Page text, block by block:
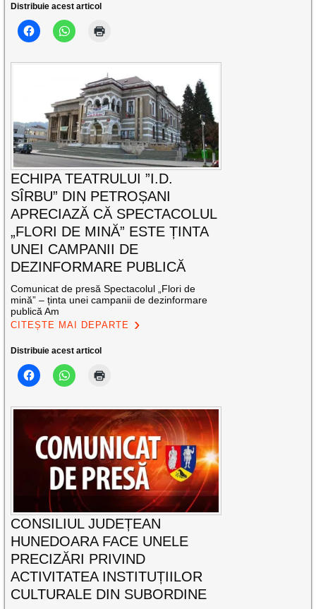
Distribuie acest articol
ECHIPA TEATRULUI ”I.D.
SÎRBU” DIN PETROȘANI
APRECIAZĂ CĂ SPECTACOLUL
„FLORI DE MINĂ” ESTE ȚINTA
UNEI CAMPANII DE
DEZINFORMARE PUBLICĂ
Comunicat de presă Spectacolul „Flori de
mină” – ținta unei campanii de dezinformare
publică Am
CITEȘTE MAI DEPARTE
Distribuie acest articol
CONSILIUL JUDEȚEAN
HUNEDOARA FACE UNELE
PRECIZĂRI PRIVIND
ACTIVITATEA INSTITUȚIILOR
CULTURALE DIN SUBORDINE